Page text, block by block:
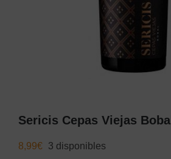
Sericis Cepas Viejas Bobal
8,99€ 3 disponibles